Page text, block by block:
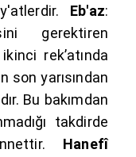
Eb'az:
gerektiren
rek’atında
son yarısından
Bu bakımdan
takdirde
Hanefî